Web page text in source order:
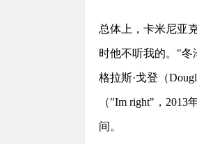
总体上，卡米尼亚
时他不听我的。"冬
格拉斯·戈登（
（"Im right"，
间。